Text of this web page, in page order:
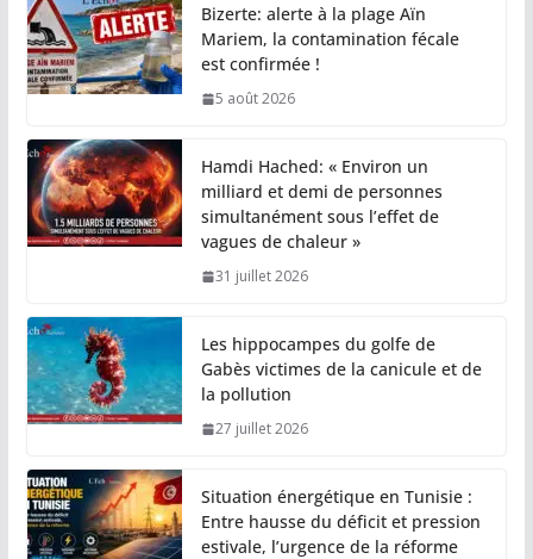
Bizerte: alerte à la plage Aïn
Mariem, la contamination fécale
est confirmée !
5 août 2026
Hamdi Hached: « Environ un
milliard et demi de personnes
simultanément sous l’effet de
vagues de chaleur »
31 juillet 2026
Les hippocampes du golfe de
Gabès victimes de la canicule et de
la pollution
27 juillet 2026
Situation énergétique en Tunisie :
Entre hausse du déficit et pression
estivale, l’urgence de la réforme